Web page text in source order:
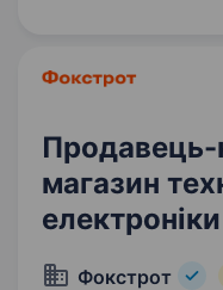
Продавець-
магазин
електроніки
Фокстрот